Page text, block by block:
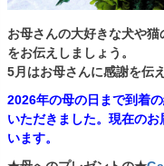
お母さんの大好きな犬や
をお伝えしましょう。
5月はお母さんに感謝を伝
2026年の母の日まで到着
いただきました。現在の
います。